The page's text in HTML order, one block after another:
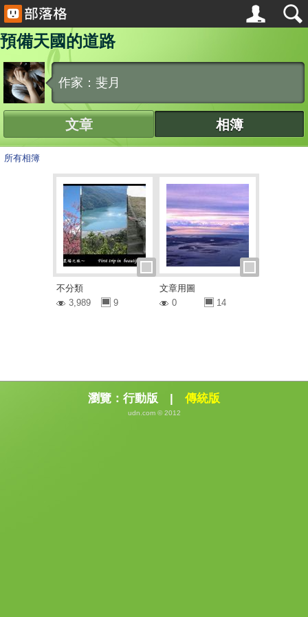
預備天國的道路
作家：斐月
文章 相簿
所有相簿
不分類
3,989
9
文章用圖
0
14
瀏覽： 行動版 | 傳統版
udn.com © 2012